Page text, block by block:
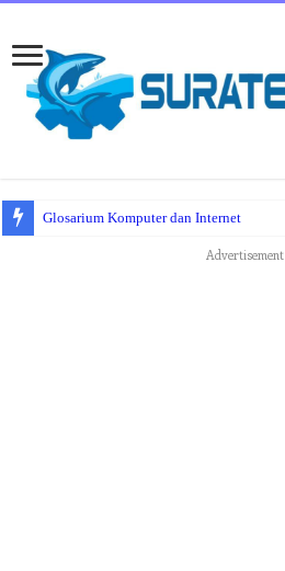
Glosarium Komputer dan Internet
Advertisement